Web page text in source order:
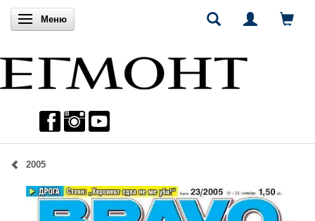
Включи навигацията
Меню
2005